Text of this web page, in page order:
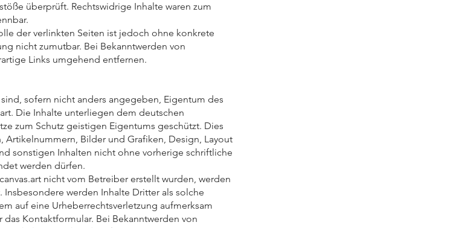
überprüft. Rechtswidrige Inhalte waren zum
der verlinkten Seiten ist jedoch ohne konkrete
nicht zumutbar. Bei Bekanntwerden von
Links umgehend entfernen.
sofern nicht anders angegeben, Eigentum des
. Die Inhalte unterliegen dem deutschen
zum Schutz geistigen Eigentums geschützt. Dies
Artikelnummern, Bilder und Grafiken, Design, Layout
sonstigen Inhalten nicht ohne vorherige schriftliche
werden dürfen.
nicht vom Betreiber erstellt wurden, werden
werden Inhalte Dritter als solche
auf eine Urheberrechtsverletzung aufmerksam
Kontaktformular. Bei Bekanntwerden von